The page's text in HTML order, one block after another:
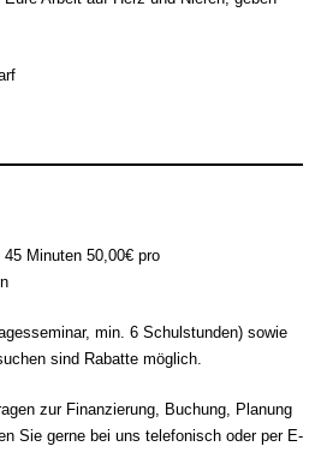
Minuten 50,00€ pro
min. 6 Schulstunden) sowie
sind Rabatte möglich.
zur Finanzierung, Buchung, Planung
Sie gerne bei uns telefonisch oder per E-